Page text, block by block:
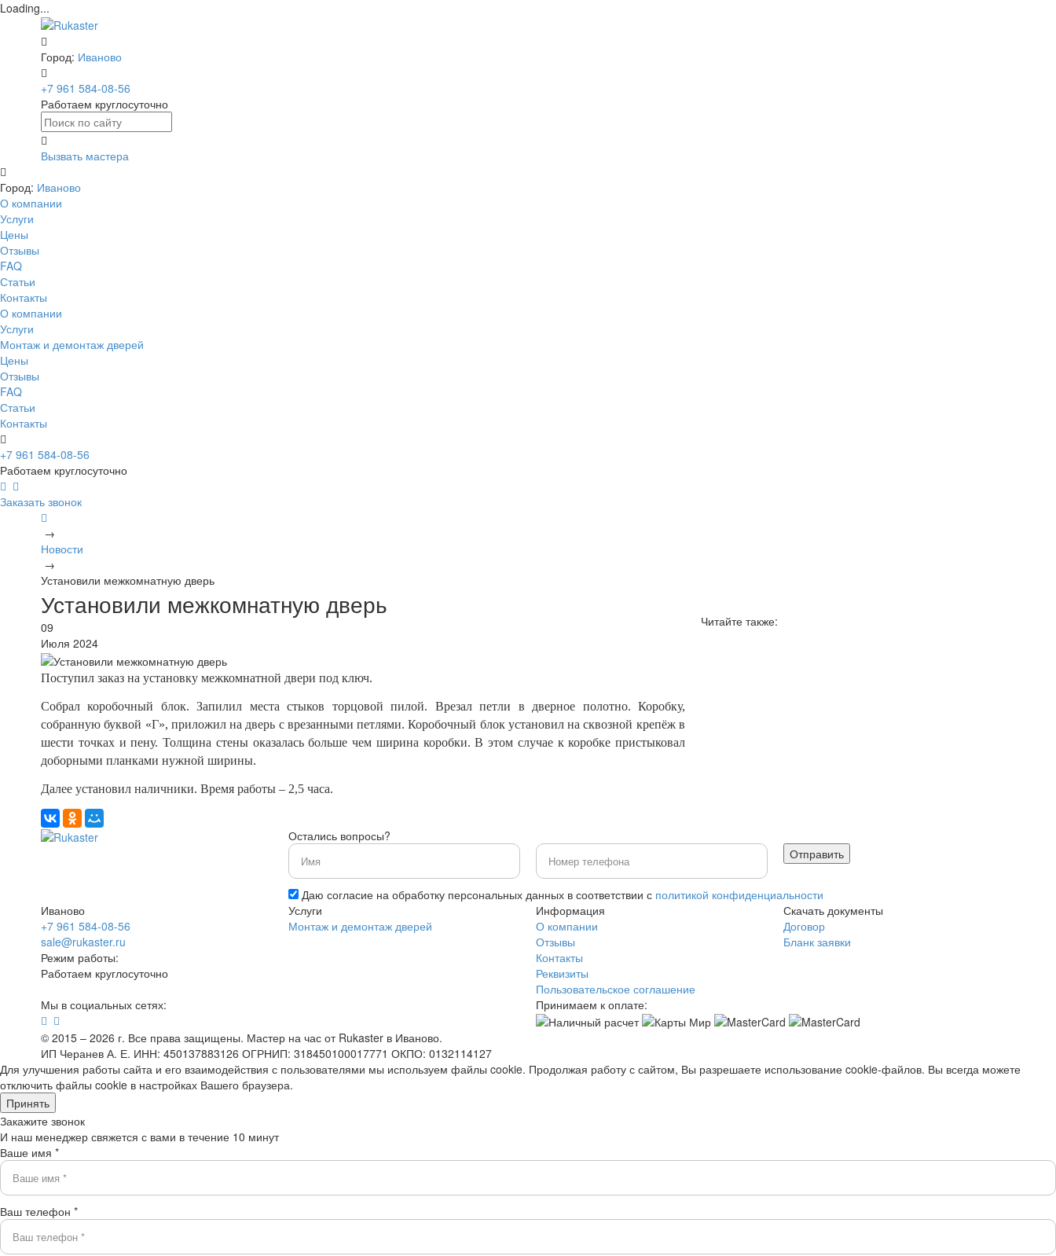
Loading...
Город: Иваново
+7 961 584-08-56
Работаем круглосуточно
Вызвать мастера
Город: Иваново
О компании
Услуги
Цены
Отзывы
FAQ
Статьи
Контакты
О компании
Услуги
Монтаж и демонтаж дверей
Цены
Отзывы
FAQ
Статьи
Контакты
+7 961 584-08-56
Работаем круглосуточно
Заказать звонок
→
Новости
→
Установили межкомнатную дверь
Установили межкомнатную дверь
09
Июля 2024
Поступил заказ на установку межкомнатной двери под ключ.
Собрал коробочный блок. Запилил места стыков торцовой пилой. Врезал петли в дверное полотно. Коробку,
собранную буквой «Г», приложил на дверь с врезанными петлями. Коробочный блок установил на сквозной крепёж в
шести точках и пену. Толщина стены оказалась больше чем ширина коробки. В этом случае к коробке пристыковал
доборными планками нужной ширины.
Далее установил наличники. Время работы – 2,5 часа.
Читайте также:
Остались вопросы?
Даю согласие на обработку персональных данных в соответствии с политикой конфиденциальности
Иваново
+7 961 584-08-56
sale@rukaster.ru
Режим работы:
Работаем круглосуточно
Услуги
Монтаж и демонтаж дверей
Информация
О компании
Отзывы
Контакты
Реквизиты
Пользовательское соглашение
Скачать документы
Договор
Бланк заявки
Мы в социальных сетях: Принимаем к оплате:
© 2015 – 2026 г. Все права защищены. Мастер на час от Rukaster в Иваново.
ИП Черанев А. Е. ИНН: 450137883126 ОГРНИП: 318450100017771 ОКПО: 0132114127
Для улучшения работы сайта и его взаимодействия с пользователями мы используем файлы cookie. Продолжая работу с сайтом, Вы разрешаете использование cookie-файлов. Вы всегда можете
отключить файлы cookie в настройках Вашего браузера.
Принять
Закажите звонок
И наш менеджер свяжется с вами в течение 10 минут
Ваше имя *
Ваш телефон *